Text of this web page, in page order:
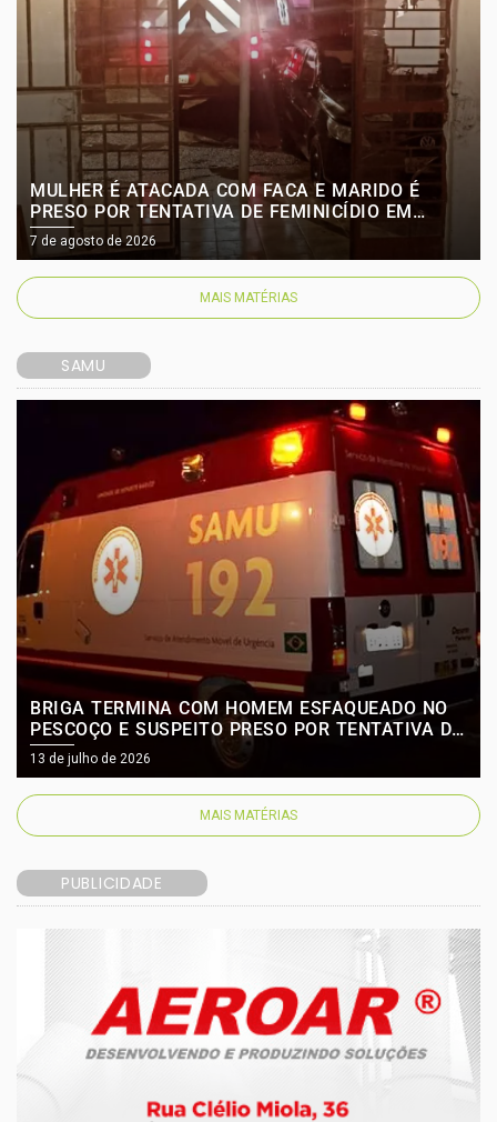
MULHER É ATACADA COM FACA E MARIDO É
PRESO POR TENTATIVA DE FEMINICÍDIO EM
IRANI
7 de agosto de 2026
MAIS MATÉRIAS
SAMU
BRIGA TERMINA COM HOMEM ESFAQUEADO NO
PESCOÇO E SUSPEITO PRESO POR TENTATIVA DE
HOMICÍDIO EM LAGES
13 de julho de 2026
MAIS MATÉRIAS
PUBLICIDADE